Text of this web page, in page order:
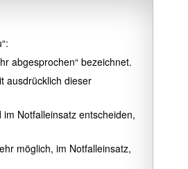
abgesprochen“ bezeichnet.
ausdrücklich dieser
Notfalleinsatz entscheiden,
möglich, im Notfalleinsatz,